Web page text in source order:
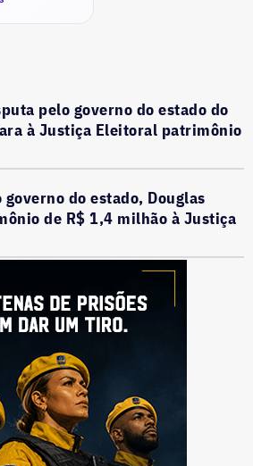
pelo governo do estado do
à Justiça Eleitoral patrimônio
do estado, Douglas
de R$ 1,4 milhão à Justiça